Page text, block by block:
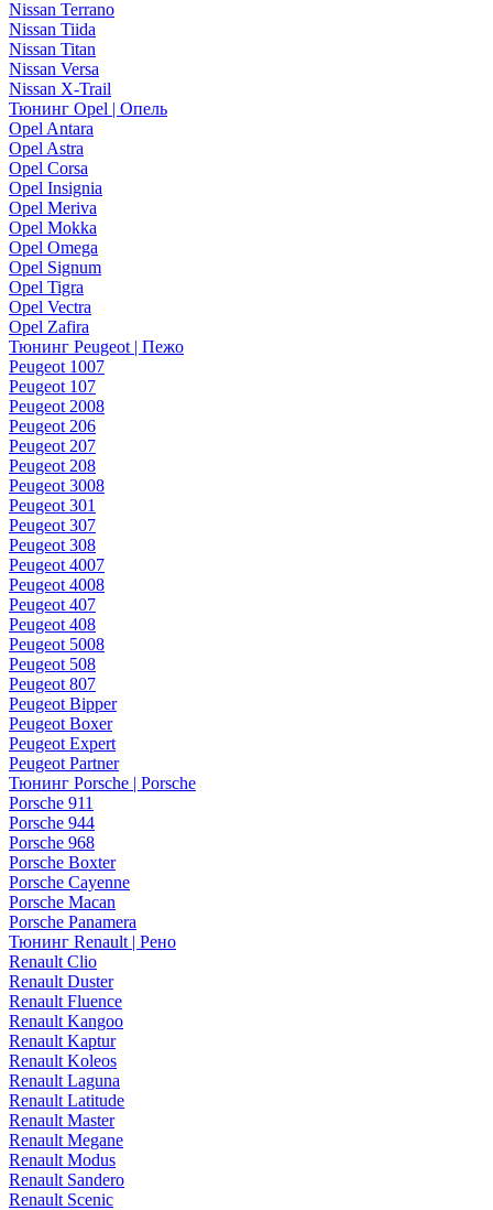
Nissan Terrano
Nissan Tiida
Nissan Titan
Nissan Versa
Nissan X-Trail
Тюнинг Opel | Опель
Opel Antara
Opel Astra
Opel Corsa
Opel Insignia
Opel Meriva
Opel Mokka
Opel Omega
Opel Signum
Opel Tigra
Opel Vectra
Opel Zafira
Тюнинг Peugeot | Пежо
Peugeot 1007
Peugeot 107
Peugeot 2008
Peugeot 206
Peugeot 207
Peugeot 208
Peugeot 3008
Peugeot 301
Peugeot 307
Peugeot 308
Peugeot 4007
Peugeot 4008
Peugeot 407
Peugeot 408
Peugeot 5008
Peugeot 508
Peugeot 807
Peugeot Bipper
Peugeot Boxer
Peugeot Expert
Peugeot Partner
Тюнинг Porsche | Porsche
Porsche 911
Porsche 944
Porsche 968
Porsche Boxter
Porsche Cayenne
Porsche Macan
Porsche Panamera
Тюнинг Renault | Рено
Renault Clio
Renault Duster
Renault Fluence
Renault Kangoo
Renault Kaptur
Renault Koleos
Renault Laguna
Renault Latitude
Renault Master
Renault Megane
Renault Modus
Renault Sandero
Renault Scenic